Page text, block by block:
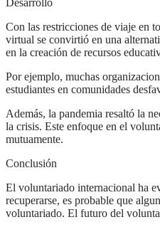
Desarrollo
Con las restricciones de viaje en
virtual se convirtió en una
en la creación de recursos
Por ejemplo, muchas
estudiantes en comunidades
Además, la pandemia resaltó la
la crisis. Este enfoque en el
mutuamente.
Conclusión
El voluntariado internacional ha
recuperarse, es probable que
voluntariado. El futuro del